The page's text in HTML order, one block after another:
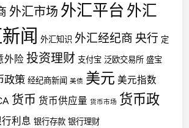
外汇市场 外汇平台 外汇
闻 外汇知识 外汇经纪商 央行 定
外险 投资理财 支付宝 泛欧交易所 盛宝
政策 经纪商新闻 美债 美元 美元指数
货币 货币供应量 货币市场 货币政
利息 银行存款 银行理财